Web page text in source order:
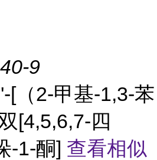
9
[（2-甲基-1,3-苯
[4,5,6,7-四
-1-酮] 查看相似